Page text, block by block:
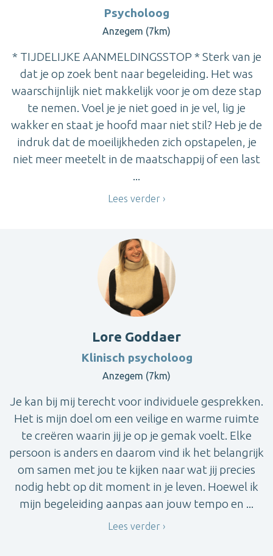
Psycholoog
Anzegem (7km)
* TIJDELIJKE AANMELDINGSSTOP * Sterk van je
dat je op zoek bent naar begeleiding. Het was
waarschijnlijk niet makkelijk voor je om deze stap
te nemen. Voel je je niet goed in je vel, lig je
wakker en staat je hoofd maar niet stil? Heb je de
indruk dat de moeilijkheden zich opstapelen, je
niet meer meetelt in de maatschappij of een last
...
Lees verder
Lore Goddaer
Klinisch psycholoog
Anzegem (7km)
Je kan bij mij terecht voor individuele gesprekken.
Het is mijn doel om een veilige en warme ruimte
te creëren waarin jij je op je gemak voelt. Elke
persoon is anders en daarom vind ik het belangrijk
om samen met jou te kijken naar wat jij precies
nodig hebt op dit moment in je leven. Hoewel ik
mijn begeleiding aanpas aan jouw tempo en ...
Lees verder